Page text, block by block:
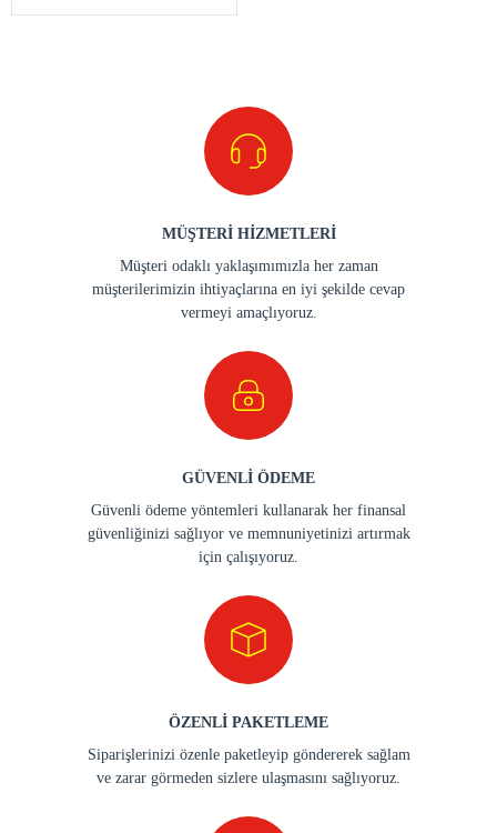
MÜŞTERİ HİZMETLERİ
Müşteri odaklı yaklaşımımızla her zaman
müşterilerimizin ihtiyaçlarına en iyi şekilde cevap
vermeyi amaçlıyoruz.
GÜVENLİ ÖDEME
Güvenli ödeme yöntemleri kullanarak her finansal
güvenliğinizi sağlıyor ve memnuniyetinizi artırmak
için çalışıyoruz.
ÖZENLİ PAKETLEME
Siparişlerinizi özenle paketleyip göndererek sağlam
ve zarar görmeden sizlere ulaşmasını sağlıyoruz.